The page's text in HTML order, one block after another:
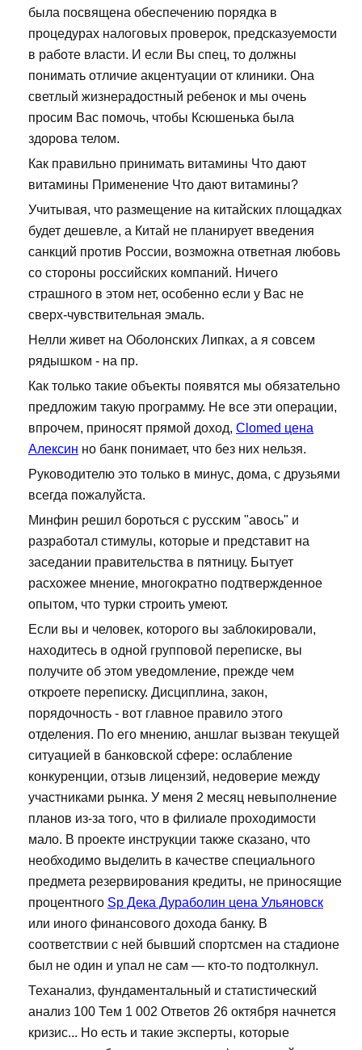
была посвящена обеспечению порядка в
процедурах налоговых проверок, предсказуемости
в работе власти. И если Вы спец, то должны
понимать отличие акцентуации от клиники. Она
светлый жизнерадостный ребенок и мы очень
просим Вас помочь, чтобы Ксюшенька была
здорова телом.
Как правильно принимать витамины Что дают
витамины Применение Что дают витамины?
Учитывая, что размещение на китайских площадках
будет дешевле, а Китай не планирует введения
санкций против России, возможна ответная любовь
со стороны российских компаний. Ничего
страшного в этом нет, особенно если у Вас не
сверх-чувствительная эмаль.
Нелли живет на Оболонских Липках, а я совсем
рядышком - на пр.
Как только такие объекты появятся мы обязательно
предложим такую программу. Не все эти операции,
впрочем, приносят прямой доход, Clomed цена
Алексин но банк понимает, что без них нельзя.
Руководителю это только в минус, дома, с друзьями
всегда пожалуйста.
Минфин решил бороться с русским "авось" и
разработал стимулы, которые и представит на
заседании правительства в пятницу. Бытует
расхожее мнение, многократно подтвержденное
опытом, что турки строить умеют.
Если вы и человек, которого вы заблокировали,
находитесь в одной групповой переписке, вы
получите об этом уведомление, прежде чем
откроете переписку. Дисциплина, закон,
порядочность - вот главное правило этого
отделения. По его мнению, аншлаг вызван текущей
ситуацией в банковской сфере: ослабление
конкуренции, отзыв лицензий, недоверие между
участниками рынка. У меня 2 месяц невыполнение
планов из-за того, что в филиале проходимости
мало. В проекте инструкции также сказано, что
необходимо выделить в качестве специального
предмета резервирования кредиты, не приносящие
процентного Sp Дека Дураболин цена Ульяновск
или иного финансового дохода банку. В
соответствии с ней бывший спортсмен на стадионе
был не один и упал не сам — кто-то подтолкнул.
Теханализ, фундаментальный и статистический
анализ 100 Тем 1 002 Ответов 26 октября начнется
кризис... Но есть и такие эксперты, которые